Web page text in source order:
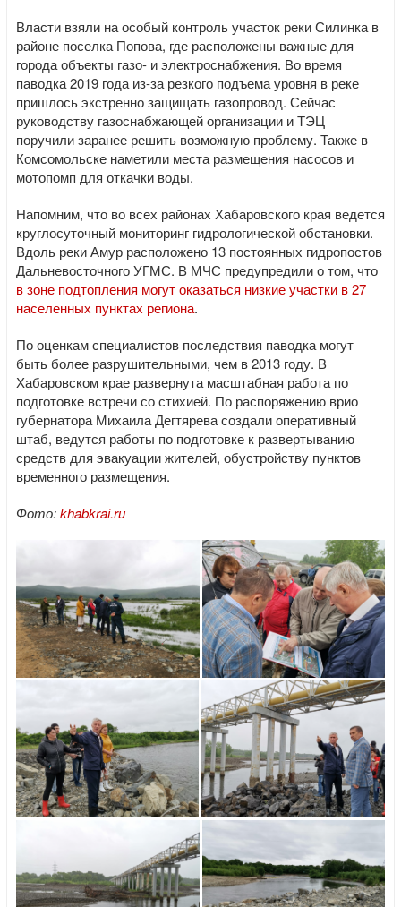
Власти взяли на особый контроль участок реки Силинка в
районе поселка Попова, где расположены важные для
города объекты газо- и электроснабжения. Во время
паводка 2019 года из-за резкого подъема уровня в реке
пришлось экстренно защищать газопровод. Сейчас
руководству газоснабжающей организации и ТЭЦ
поручили заранее решить возможную проблему. Также в
Комсомольске наметили места размещения насосов и
мотопомп для откачки воды.
Напомним, что во всех районах Хабаровского края ведется
круглосуточный мониторинг гидрологической обстановки.
Вдоль реки Амур расположено 13 постоянных гидропостов
Дальневосточного УГМС. В МЧС предупредили о том, что
в зоне подтопления могут оказаться низкие участки в 27
населенных пунктах региона.
По оценкам специалистов последствия паводка могут
быть более разрушительными, чем в 2013 году. В
Хабаровском крае развернута масштабная работа по
подготовке встречи со стихией. По распоряжению врио
губернатора Михаила Дегтярева создали оперативный
штаб, ведутся работы по подготовке к развертыванию
средств для эвакуации жителей, обустройству пунктов
временного размещения.
Фото:khabkrai.ru